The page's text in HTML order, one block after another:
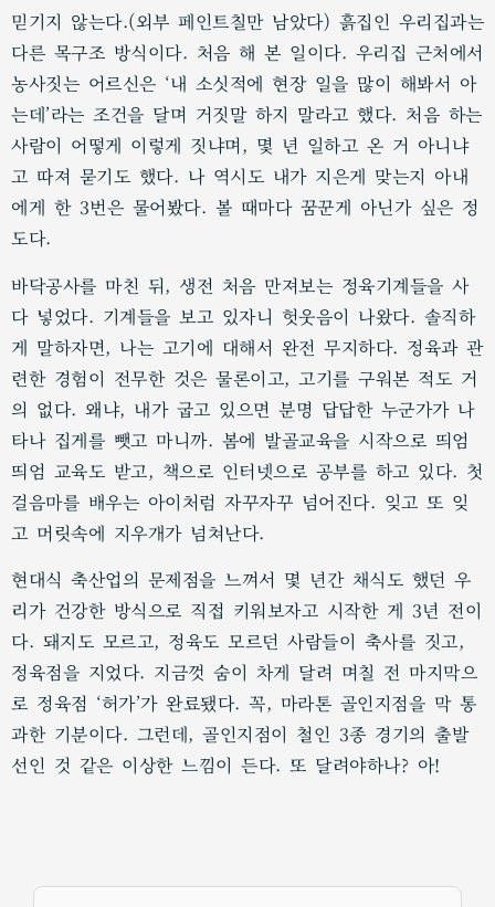
믿기지 않는다.(외부 페인트칠만 남았다) 흙집인 우리집과는
다른 목구조 방식이다. 처음 해 본 일이다. 우리집 근처에서
농사짓는 어르신은 ‘내 소싯적에 현장 일을 많이 해봐서 아
는데’라는 조건을 달며 거짓말 하지 말라고 했다. 처음 하는
사람이 어떻게 이렇게 짓냐며, 몇 년 일하고 온 거 아니냐
고 따져 묻기도 했다. 나 역시도 내가 지은게 맞는지 아내
에게 한 3번은 물어봤다. 볼 때마다 꿈꾼게 아닌가 싶은 정
도다.
바닥공사를 마친 뒤, 생전 처음 만져보는 정육기계들을 사
다 넣었다. 기계들을 보고 있자니 헛웃음이 나왔다. 솔직하
게 말하자면, 나는 고기에 대해서 완전 무지하다. 정육과 관
련한 경험이 전무한 것은 물론이고, 고기를 구워본 적도 거
의 없다. 왜냐, 내가 굽고 있으면 분명 답답한 누군가가 나
타나 집게를 뺏고 마니까. 봄에 발골교육을 시작으로 띄엄
띄엄 교육도 받고, 책으로 인터넷으로 공부를 하고 있다. 첫
걸음마를 배우는 아이처럼 자꾸자꾸 넘어진다. 잊고 또 잊
고 머릿속에 지우개가 넘쳐난다.
현대식 축산업의 문제점을 느껴서 몇 년간 채식도 했던 우
리가 건강한 방식으로 직접 키워보자고 시작한 게 3년 전이
다. 돼지도 모르고, 정육도 모르던 사람들이 축사를 짓고,
정육점을 지었다. 지금껏 숨이 차게 달려 며칠 전 마지막으
로 정육점 ‘허가’가 완료됐다. 꼭, 마라톤 골인지점을 막 통
과한 기분이다. 그런데, 골인지점이 철인 3종 경기의 출발
선인 것 같은 이상한 느낌이 든다. 또 달려야하나? 아!